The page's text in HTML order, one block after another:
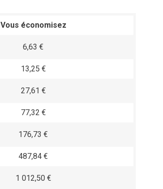
Vous économisez
6,63 €
13,25 €
27,61 €
77,32 €
176,73 €
487,84 €
1 012,50 €